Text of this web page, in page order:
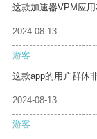
这款加速器VPM应
2024-08-13
游客
这款app的用户群体
2024-08-13
游客